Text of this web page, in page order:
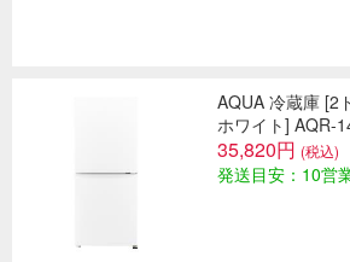
AQUA 冷蔵庫 [2
ホワイト] AQR-
35,820円 (税込)
発送目安：10営